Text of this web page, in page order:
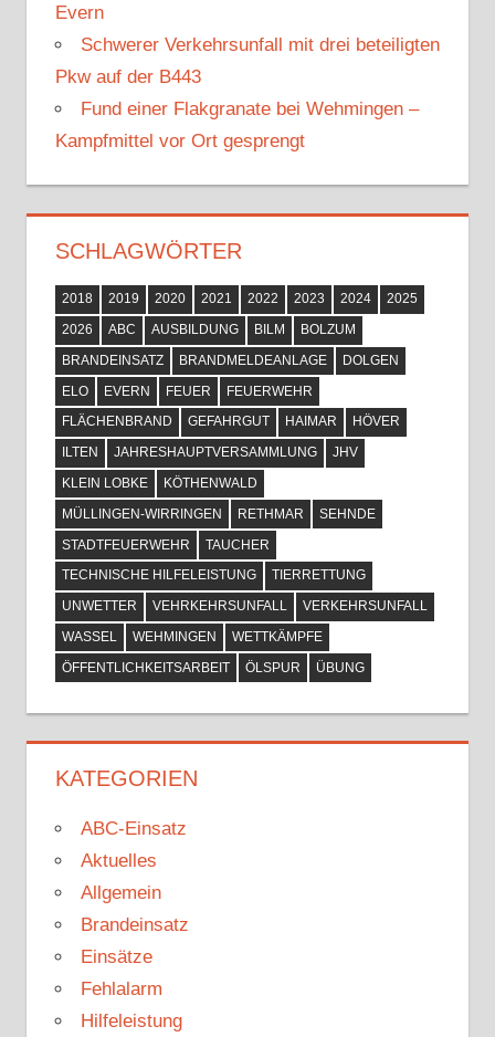
Evern
Schwerer Verkehrsunfall mit drei beteiligten
Pkw auf der B443
Fund einer Flakgranate bei Wehmingen –
Kampfmittel vor Ort gesprengt
SCHLAGWÖRTER
2018 2019 2020 2021 2022 2023 2024
2025
2026
ABC AUSBILDUNG BILM
BOLZUM
BRANDEINSATZ
BRANDMELDEANLAGE
DOLGEN
ELO
EVERN FEUER
FEUERWEHR
FLÄCHENBRAND
GEFAHRGUT HAIMAR
HÖVER
ILTEN
JAHRESHAUPTVERSAMMLUNG
JHV
KLEIN LOBKE
KÖTHENWALD
MÜLLINGEN-WIRRINGEN
RETHMAR
SEHNDE
STADTFEUERWEHR
TAUCHER
TECHNISCHE HILFELEISTUNG
TIERRETTUNG
UNWETTER
VEHRKEHRSUNFALL
VERKEHRSUNFALL
WASSEL
WEHMINGEN
WETTKÄMPFE
ÖFFENTLICHKEITSARBEIT
ÖLSPUR ÜBUNG
KATEGORIEN
ABC-Einsatz
Aktuelles
Allgemein
Brandeinsatz
Einsätze
Fehlalarm
Hilfeleistung